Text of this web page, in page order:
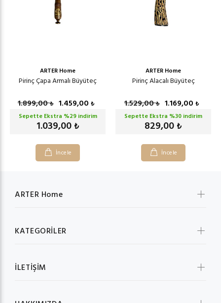
ARTER Home
Pirinç Çapa Armalı Büyüteç
1.899,00₺ 1.459,00 ₺
Sepette Ekstra %29indirim
1.039,00 ₺
İncele
ARTER Home
Pirinç Alacalı Büyüteç
1.529,00₺ 1.169,00 ₺
Sepette Ekstra %30 indirim
829,00 ₺
İncele
ARTER Home
KATEGORİLER
İLETİŞİM